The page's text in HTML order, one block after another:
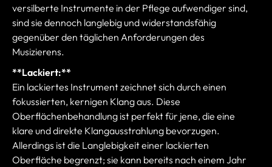
versilberte Instrumente in der Pflege aufwendiger sind,
sind sie dennoch langlebig und widerstandsfähig
gegenüber den täglichen Anforderungen des
Musizierens.
**Lackiert:**
Ein lackiertes Instrument zeichnet sich durch einen
fokussierten, kernigen Klang aus. Diese
Oberflächenbehandlung ist perfekt für jene, die eine
klare und direkte Klangausstrahlung bevorzugen.
Allerdings ist die Langlebigkeit einer lackierten
Oberfläche begrenzt; sie kann bereits nach einem Jahr